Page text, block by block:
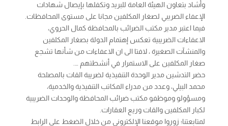
وأشاد بتعاون الهيئة العامة للبريد وتكفلها بإيصال شهادات
الإعفاء الضريبي لصغار المكلفين مجانا على مستوى المحافظات.
فيما اعتبر مدير مكتب الضرائب بالمحافظة كمال الحروي،
الاعفاءات الضريبية تعكس إهتمام الدولة بصغار المكلفين
والمنشآت الصغيرة ، لافتا الى ان الاعفاءات من شأنها تشجع
صغار المكلفين على الاستمرار في أنشطتهم ….
حضر التدشين مدير الوحدة التنفيذية لضريبة القات بالمصلحة
محمد البيلي، وعدد من مدراء المكاتب التنفيذية والخدمية،
ومسؤولو وموظفو مكتب ضرائب المحافظة والوحدات الضريبية
لكبار المكلفين والقات وريع العقارات.
لمتابعتنا؛ زوروا موقعنا الإلكتروني من خلال الضغط على الرابط